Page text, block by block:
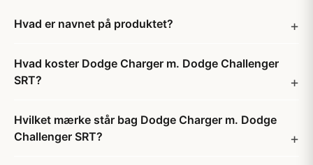
Hvad er navnet på produktet?
Hvad koster Dodge Charger m. Dodge Challenger
SRT?
Hvilket mærke står bag Dodge Charger m. Dodge
Challenger SRT?